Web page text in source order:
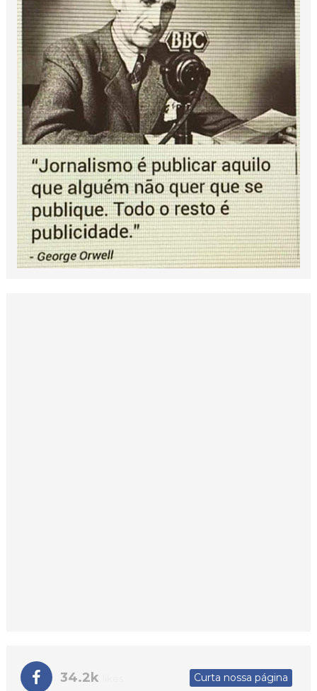
34.2k Curta nossa página